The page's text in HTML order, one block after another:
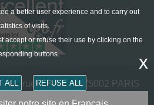
- 36 rue Vivienne - 75002 PARIS
-contact@cgb.fr
a better user experience and to carry out
of visits.
accept or refuse their use by clicking on the
buttons.
ALL REFUSE ALL
x